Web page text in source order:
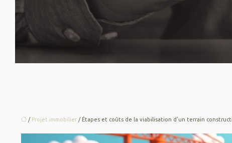
/ Projet immobilier / Étapes et coûts de la viabilisation d’un terrain